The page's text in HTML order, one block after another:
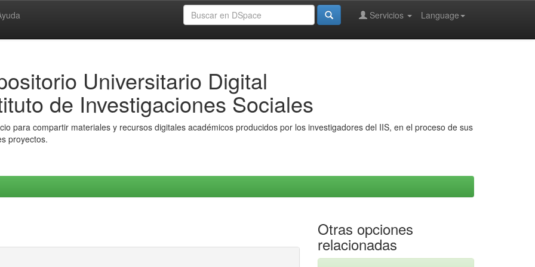
Language
Servicios
Universitario Digital
de Investigaciones Sociales
para compartir materiales y recursos digitales académicos producidos por los investigadores del IIS, en el proceso de sus
proyectos.
Otras opciones
relacionadas